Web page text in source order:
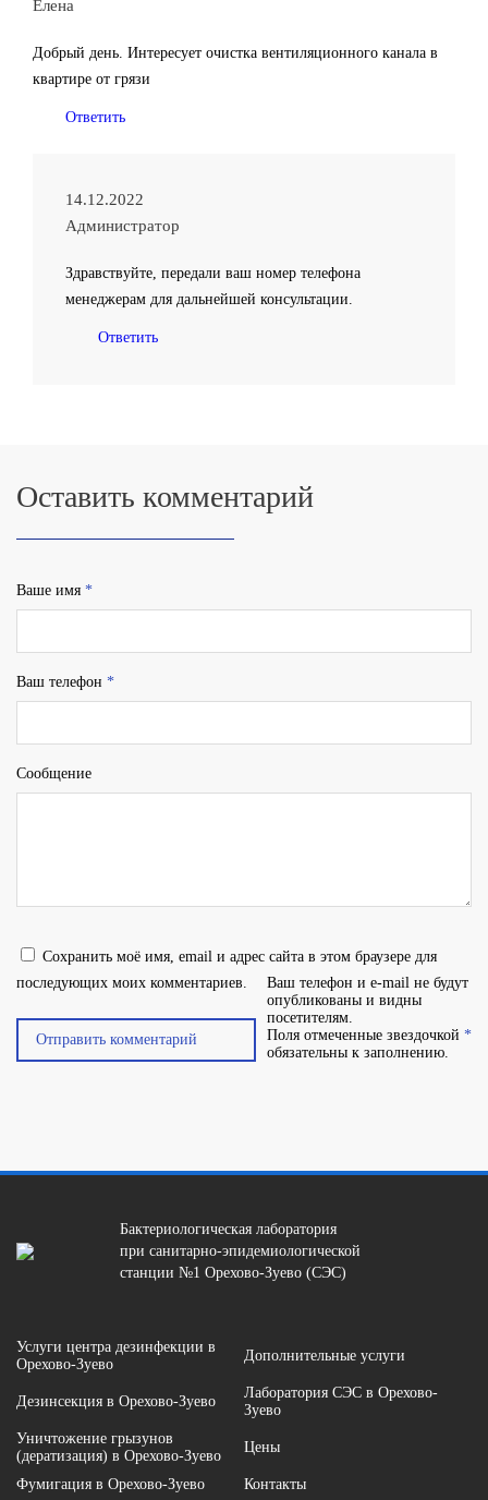
Елена
Добрый день. Интересует очистка вентиляционного канала в
квартире от грязи
Ответить
14.12.2022
Администратор
Здравствуйте, передали ваш номер телефона
менеджерам для дальнейшей консультации.
Ответить
Оставить комментарий
Ваше имя *
Ваш телефон *
Сообщение
Ваш телефон и e-mail не будут
опубликованы и видны
посетителям.
Поля отмеченные звездочкой *
обязательны к заполнению.
Сохранить моё имя, email и адрес сайта в этом браузере для
последующих моих комментариев.
Бактериологическая лаборатория
при санитарно-эпидемиологической
станции №1 Орехово-Зуево (СЭС)
Услуги центра дезинфекции в
Орехово-Зуево
Дополнительные услуги
Дезинсекция в Орехово-Зуево
Лаборатория СЭС в Орехово-
Зуево
Уничтожение грызунов
(дератизация) в Орехово-Зуево
Цены
Фумигация в Орехово-Зуево Контакты